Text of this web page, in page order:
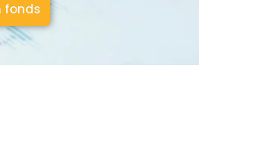
fonds